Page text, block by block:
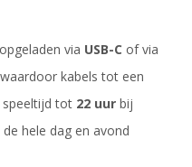
via USB-C of via
kabels tot een
speeltijd tot 22 uur bij
hele dag en avond